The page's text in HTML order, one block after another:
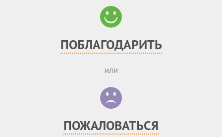
ПОБЛАГОДАРИТЬ
или
ПОЖАЛОВАТЬСЯ